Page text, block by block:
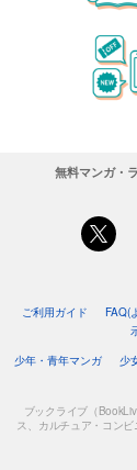
無料マンガ・
ご利用ガイド FAQ(
少年・青年マンガ
少
ブックライブ（
ス、カルチュア・コン